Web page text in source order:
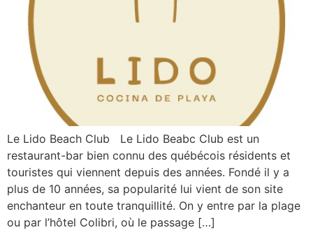
Le Lido Beach Club Le Lido Beabc Club est un
restaurant-bar bien connu des québécois résidents et
touristes qui viennent depuis des années. Fondé il y a
plus de 10 années, sa popularité lui vient de son site
enchanteur en toute tranquillité. On y entre par la plage
ou par l’hôtel Colibri, où le passage […]